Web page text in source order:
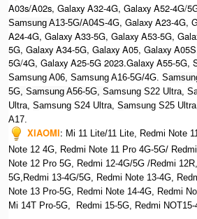
A03s/A02s, Galaxy A32-4G, Galaxy A52-4G/
Samsung A13-5G/A04S-4G, Galaxy A23-4G,
A24-4G, Galaxy A33-5G, Galaxy A53-5G,
5G, Galaxy A34-5G, Galaxy A05, Galaxy
5G/4G, Galaxy A25-5G 2023.Galaxy A55-5G,
Samsung A06, Samsung A16-5G/4G. S
5G, Samsung A56-5G, Samsung S22 Ultra, S
Ultra, Samsung S24 Ultra, Samsung S25 Ultra,
A17.
XIAOMI: Mi 11 Lite/11 Lite, Redmi Note
Note 12 4G, Redmi Note 11 Pro 4G-5G/
Note 12 Pro 5G, Redmi 12-4G/5G /Redmi 12R,
5G,Redmi 13-4G/5G, Redmi Note 13-4G,
Note 13 Pro-5G, Redmi Note 14-4G, Redmi
Mi 14T Pro-5G, Redmi 15-5G, Redmi NOT15-